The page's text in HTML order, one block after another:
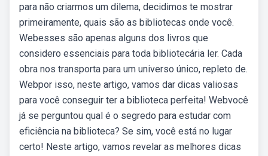
para não criarmos um dilema, decidimos te mostrar
primeiramente, quais são as bibliotecas onde você.
Webesses são apenas alguns dos livros que
considero essenciais para toda bibliotecária ler. Cada
obra nos transporta para um universo único, repleto de.
Webpor isso, neste artigo, vamos dar dicas valiosas
para você conseguir ter a biblioteca perfeita! Webvocê
já se perguntou qual é o segredo para estudar com
eficiência na biblioteca? Se sim, você está no lugar
certo! Neste artigo, vamos revelar as melhores dicas